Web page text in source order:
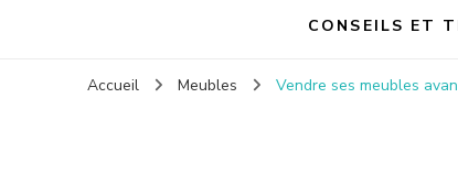
CONSEILS ET
Accueil Meubles Vendre ses meubles